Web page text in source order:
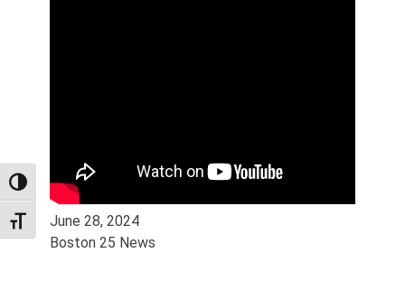
TOGGLE HIGH CONTRAST
TOGGLE FONT SIZE
June 28, 2024
Boston 25 News